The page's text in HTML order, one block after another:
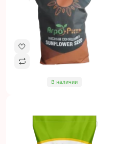
В наличии